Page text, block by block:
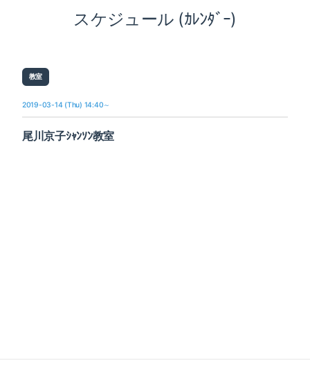
スケジュール (ｶﾚﾝﾀﾞｰ)
教室
2019-03-14 (Thu) 14:40～
尾川京子ｼｬﾝｿﾝ教室